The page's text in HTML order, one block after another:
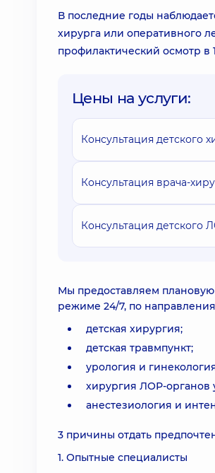
В последние годы
хирурга или оперативного
профилактический осмотр в
Цены на услуги:
Консультация детского
Консультация врача-
Консультация детского
Мы предоставляем
режиме 24/7, по
детская хирургия;
детская травмпункт;
урология и
хирургия ЛОР-органов
анестезиология и
3 причины отдать
1. Опытные специалисты